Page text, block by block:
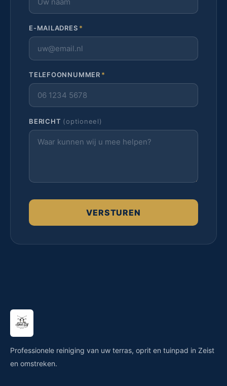
E-MAILADRES *
TELEFOONNUMMER *
BERICHT (optioneel)
VERSTUREN
Professionele reiniging van uw terras, oprit en tuinpad in Zeist
en omstreken.